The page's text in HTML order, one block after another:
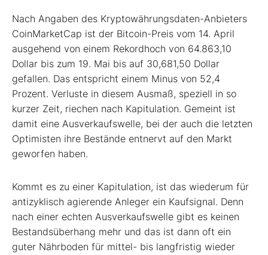
Kontakt
Nach Angaben des Kryptowährungsdaten-Anbieters
CoinMarketCap ist der Bitcoin-Preis vom 14. April
ausgehend von einem Rekordhoch von 64.863,10
Dollar bis zum 19. Mai bis auf 30,681,50 Dollar
gefallen. Das entspricht einem Minus von 52,4
Prozent. Verluste in diesem Ausmaß, speziell in so
kurzer Zeit, riechen nach Kapitulation. Gemeint ist
damit eine Ausverkaufswelle, bei der auch die letzten
Optimisten ihre Bestände entnervt auf den Markt
geworfen haben.
Kommt es zu einer Kapitulation, ist das wiederum für
antizyklisch agierende Anleger ein Kaufsignal. Denn
nach einer echten Ausverkaufswelle gibt es keinen
Bestandsüberhang mehr und das ist dann oft ein
guter Nährboden für mittel- bis langfristig wieder